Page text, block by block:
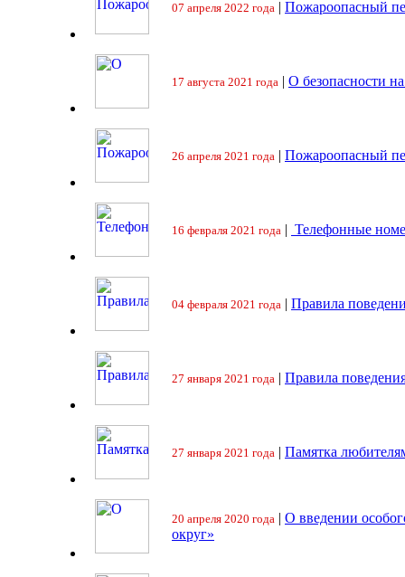
07 апреля 2022 года | Пожароопасный
17 августа 2021 года | О безопасности
26 апреля 2021 года | Пожароопасный
16 февраля 2021 года | Телефонные
04 февраля 2021 года | Правила
27 января 2021 года | Правила
27 января 2021 года | Памятка
20 апреля 2020 года | О введении
округ»